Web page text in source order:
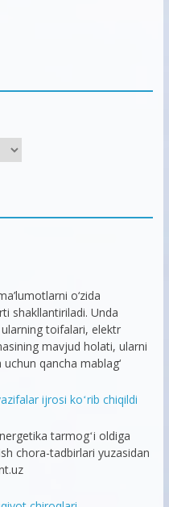
o‘zida
shakllantiriladi. Unda
toifalari, elektr
mavjud holati, ularni
qancha mablag‘
ijrosi koʻrib chiqildi
tarmogʻi oldiga
chora-tadbirlari yuzasidan